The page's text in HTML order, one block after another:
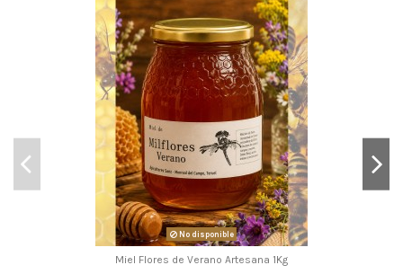
No disponible
Miel Flores de Verano Artesana 1Kg